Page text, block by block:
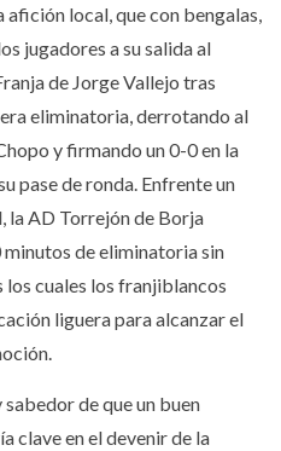
local, que con bengalas,
jugadores a su salida al
de Jorge Vallejo tras
eliminatoria, derrotando al
y firmando un 0-0 en la
pase de ronda. Enfrente un
AD Torrejón de Borja
de eliminatoria sin
cuales los franjiblancos
liguera para alcanzar el
de que un buen
clave en el devenir de la